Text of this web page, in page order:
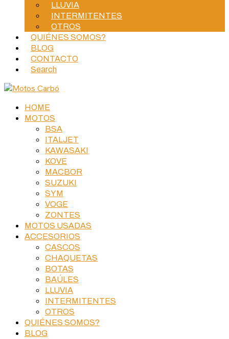
LLUVIA
INTERMITENTES
OTROS
QUIÉNES SOMOS?
BLOG
CONTACTO
Search
HOME
MOTOS
BSA
ITALJET
KAWASAKI
KOVE
MACBOR
SUZUKI
SYM
VOGE
ZONTES
MOTOS USADAS
ACCESORIOS
CASCOS
CHAQUETAS
BOTAS
BAÚLES
LLUVIA
INTERMITENTES
OTROS
QUIÉNES SOMOS?
BLOG